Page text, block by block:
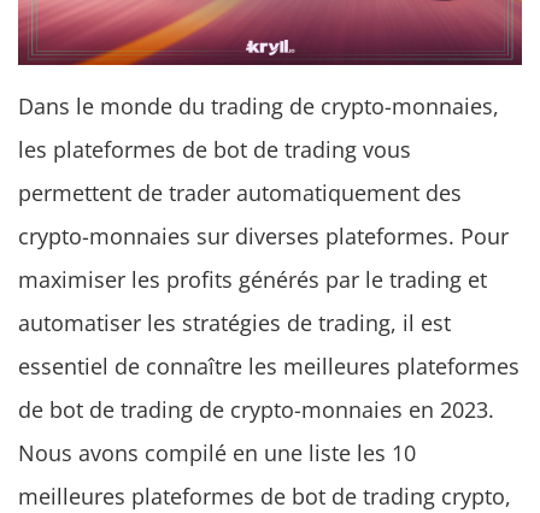
Dans le monde du trading de crypto-monnaies,
les plateformes de bot de trading vous
permettent de trader automatiquement des
crypto-monnaies sur diverses plateformes. Pour
maximiser les profits générés par le trading et
automatiser les stratégies de trading, il est
essentiel de connaître les meilleures plateformes
de bot de trading de crypto-monnaies en 2023.
Nous avons compilé en une liste les 10
meilleures plateformes de bot de trading crypto,